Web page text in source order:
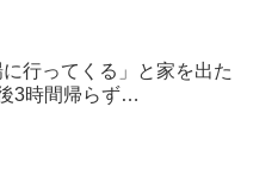
に行ってくる」と家を出た
3時間帰らず…